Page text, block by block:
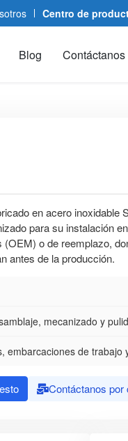
Centro de
Blog Contáctanos
en acero inoxidable
para su instalación
o de reemplazo,
antes de la producción.
mecanizado y
embarcaciones de trabajo
Contáctanos por